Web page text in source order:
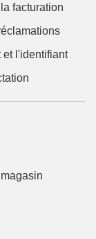
facturation
et l'identifiant